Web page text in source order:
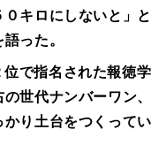
キロにしないと」と
った。
で指名された報徳学
世代ナンバーワン、
り土台をつくってい